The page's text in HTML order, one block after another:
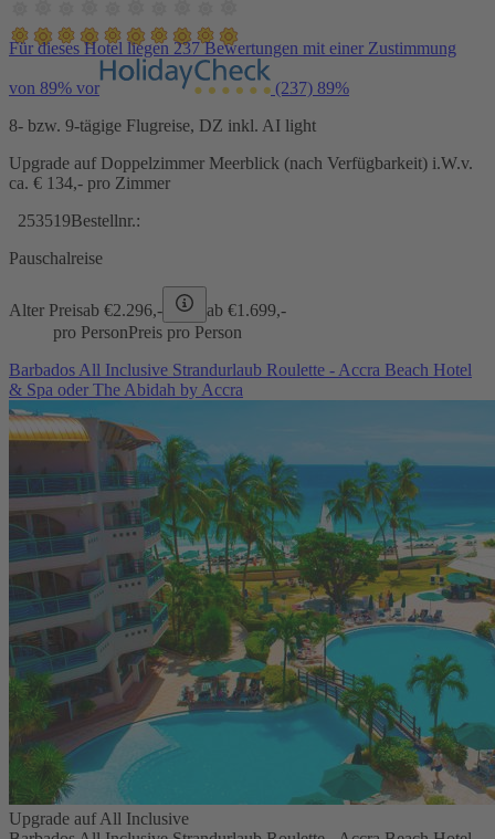
Für dieses Hotel liegen 237 Bewertungen mit einer Zustimmung
von 89% vor (237) 89%
8- bzw. 9-tägige Flugreise, DZ inkl. AI light
Upgrade auf Doppelzimmer Meerblick (nach Verfügbarkeit) i.W.v.
ca. € 134,- pro Zimmer
253519Bestellnr.:
Pauschalreise
Alter Preisab €2.296,- ab €1.699,-
pro PersonPreis pro Person
Barbados All Inclusive Strandurlaub Roulette - Accra Beach Hotel
& Spa oder The Abidah by Accra
Upgrade auf All Inclusive